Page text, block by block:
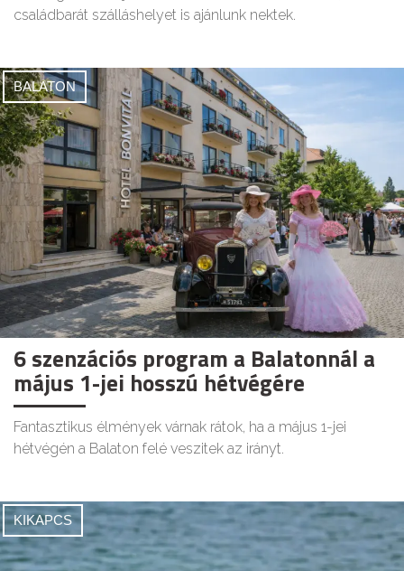
családbarát szálláshelyet is ajánlunk nektek.
BALATON
6 szenzációs program a Balatonnál a
május 1-jei hosszú hétvégére
Fantasztikus élmények várnak rátok, ha a május 1-jei
hétvégén a Balaton felé veszitek az irányt.
KIKAPCS